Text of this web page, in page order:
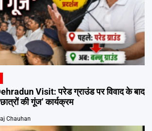
Visit: परेड ग्राउंड पर विवाद के बाद
की गूंज’ कार्यक्रम
Chauhan